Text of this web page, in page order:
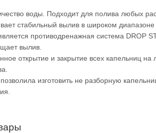
воды. Подходит для полива любых
стабильный вылив в широком диапазоне
противодренажная система DROP
вылив.
открытие и закрытие всех капельниц на
изготовить не разборную